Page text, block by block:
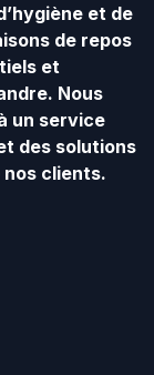
et de
de repos
et
Nous
un service
des solutions
nos clients.